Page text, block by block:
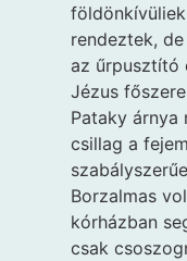
rendeztek,
az űrpusztító
Jézus
Pataky
csillag a
Borzalmas
kórházban
csak